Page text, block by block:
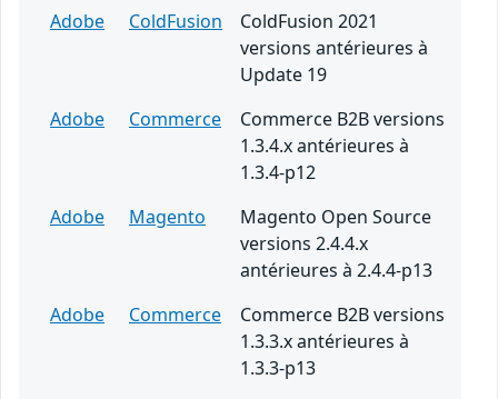
Adobe
ColdFusion
ColdFusion 2021
versions antérieures à
Update 19
Adobe
Commerce
Commerce B2B versions
1.3.4.x antérieures à
1.3.4-p12
Adobe
Magento
Magento Open Source
versions 2.4.4.x
antérieures à 2.4.4-p13
Adobe
Commerce
Commerce B2B versions
1.3.3.x antérieures à
1.3.3-p13